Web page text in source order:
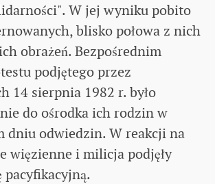
W jej wyniku pobito
blisko połowa z nich
obrażeń. Bezpośrednim
podjętego przez
14 sierpnia 1982 r. było
do ośrodka ich rodzin w
dniu odwiedzin. W reakcji na
więzienne i milicja podjęły